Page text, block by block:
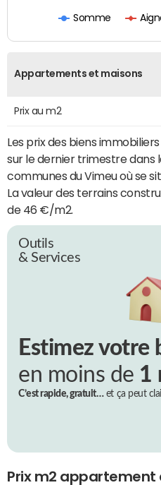
Somme
Appartements et maisons
Prix au m2
Les prix des biens
sur le dernier trimestre dans
communes du Vimeu où se
La valeur des terrains
de 46 €/m2.
Outils
& Services
Estimez votre
en moins de 1
C’est rapide, gratuit…et ça peut
Prix m2 appartement